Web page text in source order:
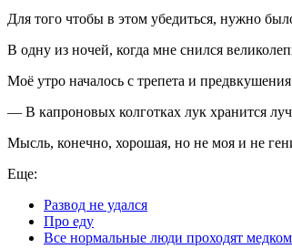
Для того чтобы в этом убедиться, нужно
В одну из ночей, когда мне снился
Моё утро началось с трепета и
— В капроновых колготках лук хранится
Мысль, конечно, хорошая, но не моя и не
Еще:
Развод не удался
Про еду
Все нормальные люди проходят